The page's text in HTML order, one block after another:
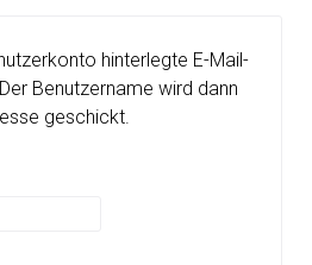
hinterlegte E-Mail-
Benutzername wird dann
geschickt.